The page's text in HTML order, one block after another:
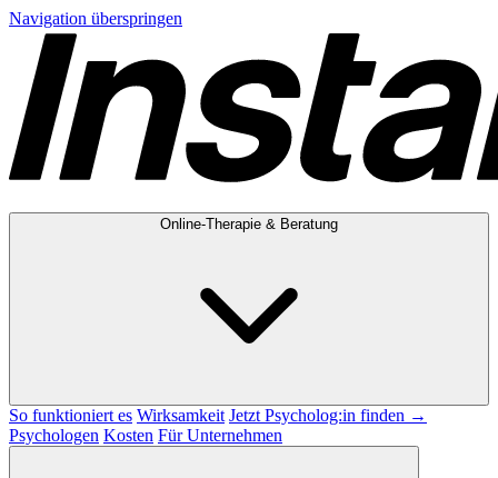
Navigation überspringen
Online-Therapie & Beratung
So funktioniert es Wirksamkeit Jetzt Psycholog:in finden →
Psychologen Kosten Für Unternehmen